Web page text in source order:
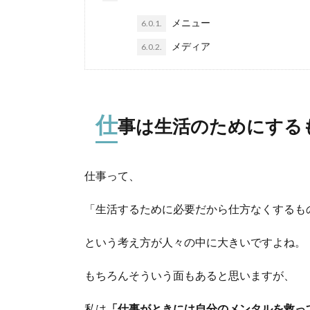
6.0.1. メニュー
6.0.2. メディア
仕事は生活のためにする
仕事って、
「生活するために必要だから仕方なくするも
という考え方が人々の中に大きいですよね。
もちろんそういう面もあると思いますが、